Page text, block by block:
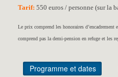
Tarif:550 euros / personne (sur la
Le prix comprend les honoraires
comprend pas la demi-pension en refuge et les
Programme et dates